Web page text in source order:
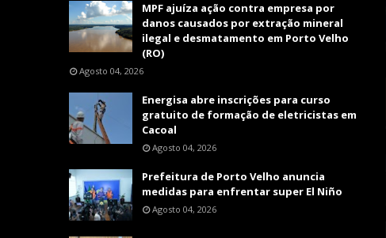
MPF ajuíza ação contra empresa por
danos causados por extração mineral
ilegal e desmatamento em Porto Velho
(RO)
Agosto 04, 2026
Energisa abre inscrições para curso
gratuito de formação de eletricistas em
Cacoal
Agosto 04, 2026
Prefeitura de Porto Velho anuncia
medidas para enfrentar super El Niño
Agosto 04, 2026